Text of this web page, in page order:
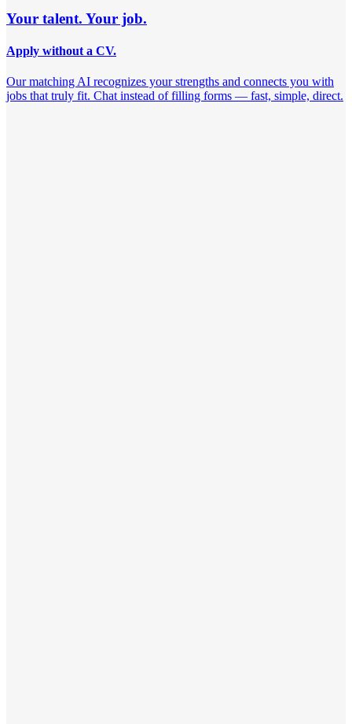
Your talent. Your job.
Apply without a CV.
Our matching AI recognizes your strengths and connects you with
jobs that truly fit. Chat instead of filling forms — fast, simple, direct.